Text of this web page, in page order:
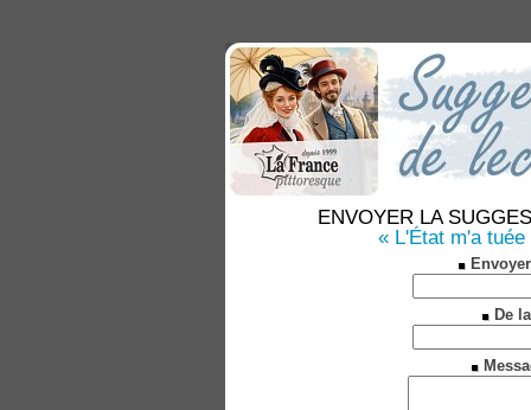
ENVOYER LA
« L'État m'a
De